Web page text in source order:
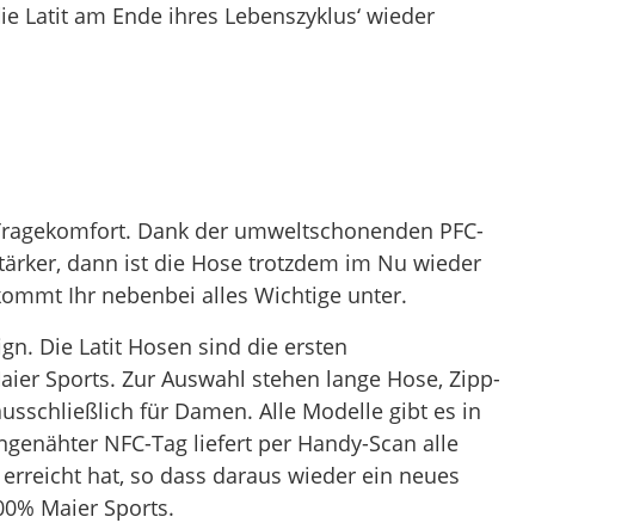
Latit am Ende ihres Lebenszyklus‘ wieder
Dank der umweltschonenden PFC-
dann ist die Hose trotzdem im Nu wieder
Ihr nebenbei alles Wichtige unter.
Die Latit Hosen sind die ersten
Sports. Zur Auswahl stehen lange Hose, Zipp-
für Damen. Alle Modelle gibt es in
NFC-Tag liefert per Handy-Scan alle
hat, so dass daraus wieder ein neues
Maier Sports.